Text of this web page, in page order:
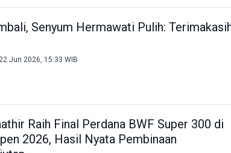
Senyum Hermawati Pulih:
22 Jun 2026, 15:33 WIB
Raih Final Perdana BWF Super 300 di
2026, Hasil Nyata Pembinaan